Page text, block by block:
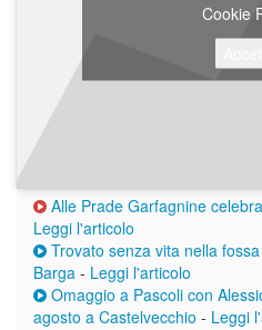
Cookie
Alle Prade Garfagnine
Leggi l'articolo
Trovato senza vita nella
Barga - Leggi l'articolo
Omaggio a Pascoli con
agosto a Castelvecchio - Leggi